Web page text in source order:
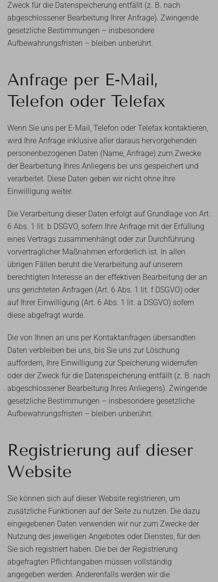
Zweck für die Datenspeicherung entfällt (z. B. nach
abgeschlossener Bearbeitung Ihrer Anfrage). Zwingende
gesetzliche Bestimmungen – insbesondere
Aufbewahrungsfristen – bleiben unberührt.
Anfrage per E-Mail,
Telefon oder Telefax
Wenn Sie uns per E-Mail, Telefon oder Telefax kontaktieren,
wird Ihre Anfrage inklusive aller daraus hervorgehenden
personenbezogenen Daten (Name, Anfrage) zum Zwecke
der Bearbeitung Ihres Anliegens bei uns gespeichert und
verarbeitet. Diese Daten geben wir nicht ohne Ihre
Einwilligung weiter.
Die Verarbeitung dieser Daten erfolgt auf Grundlage von Art.
6 Abs. 1 lit. b DSGVO, sofern Ihre Anfrage mit der Erfüllung
eines Vertrags zusammenhängt oder zur Durchführung
vorvertraglicher Maßnahmen erforderlich ist. In allen
übrigen Fällen beruht die Verarbeitung auf unserem
berechtigten Interesse an der effektiven Bearbeitung der an
uns gerichteten Anfragen (Art. 6 Abs. 1 lit. f DSGVO) oder
auf Ihrer Einwilligung (Art. 6 Abs. 1 lit. a DSGVO) sofern
diese abgefragt wurde.
Die von Ihnen an uns per Kontaktanfragen übersandten
Daten verbleiben bei uns, bis Sie uns zur Löschung
auffordern, Ihre Einwilligung zur Speicherung widerrufen
oder der Zweck für die Datenspeicherung entfällt (z. B. nach
abgeschlossener Bearbeitung Ihres Anliegens). Zwingende
gesetzliche Bestimmungen – insbesondere gesetzliche
Aufbewahrungsfristen – bleiben unberührt.
Registrierung auf dieser
Website
Sie können sich auf dieser Website registrieren, um
zusätzliche Funktionen auf der Seite zu nutzen. Die dazu
eingegebenen Daten verwenden wir nur zum Zwecke der
Nutzung des jeweiligen Angebotes oder Dienstes, für den
Sie sich registriert haben. Die bei der Registrierung
abgefragten Pflichtangaben müssen vollständig
angegeben werden. Anderenfalls werden wir die